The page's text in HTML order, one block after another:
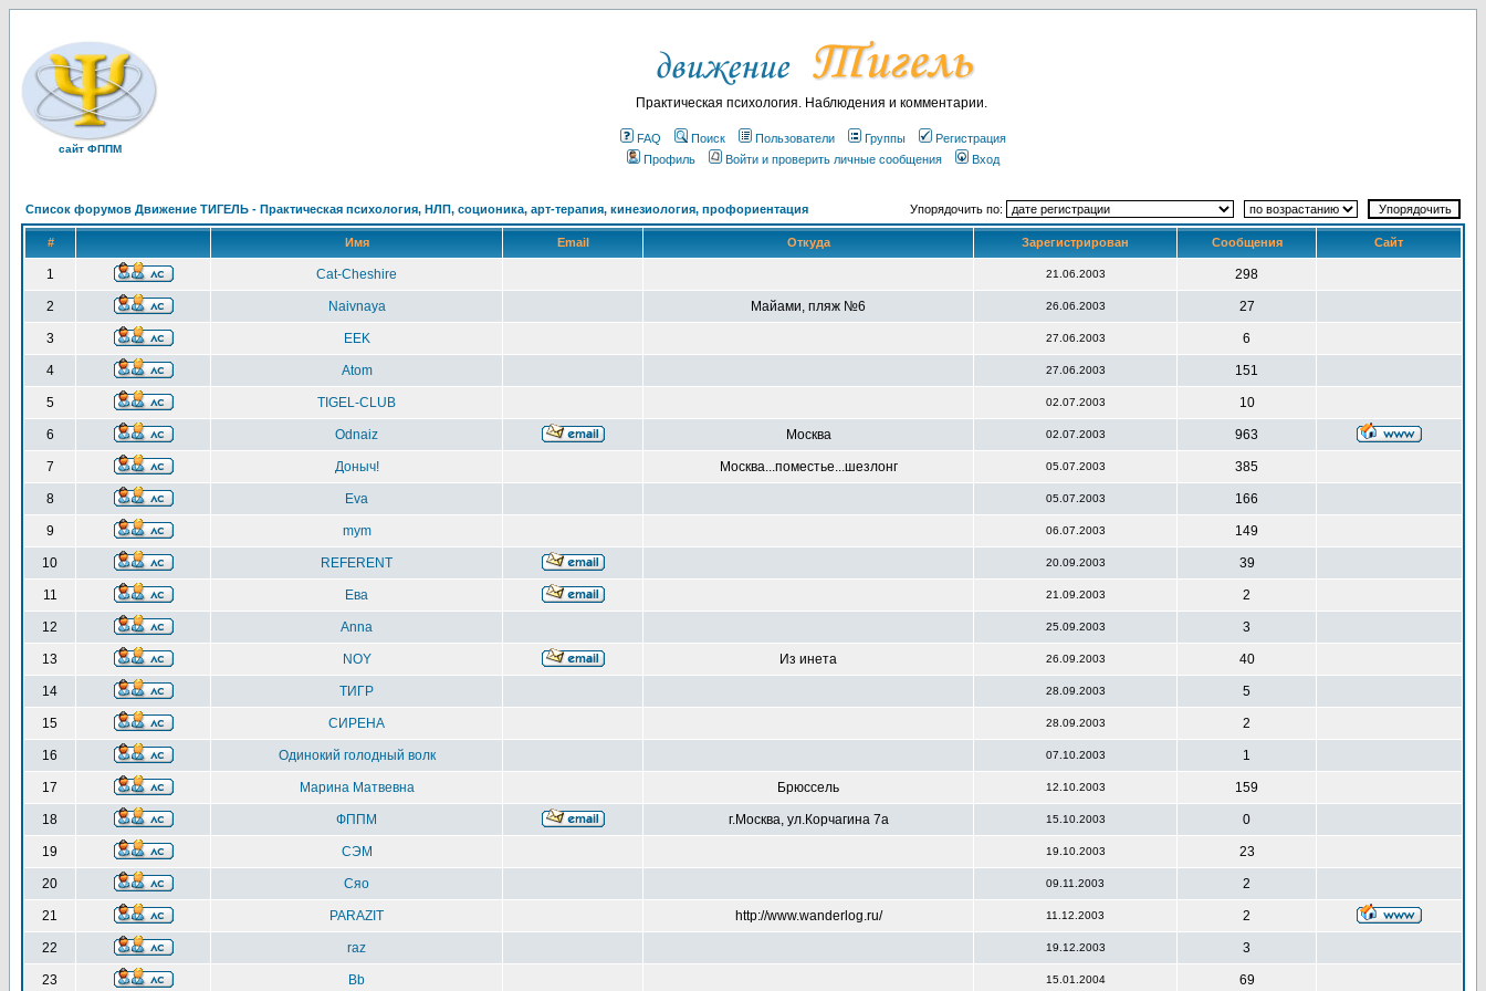
сайт ФППМ
Практическая психология. Наблюдения и комментарии.
FAQ Поиск Пользователи Группы
Регистрация
Профиль
Войти и проверить личные сообщения Вход
Список форумов Движение ТИГЕЛЬ - Практическая психология, НЛП, соционика, арт-терапия, кинезиология, профориентация Упорядочить по:
# Имя Email Откуда Зарегистрирован Сообщения Сайт
1 Cat-Cheshire 21.06.2003 298
2 Naivnaya Майами, пляж №6 26.06.2003 27
3 EEK 27.06.2003 6
4 Atom 27.06.2003 151
5 TIGEL-CLUB 02.07.2003 10
6 Odnaiz Москва 02.07.2003 963
7 Доныч! Москва...поместье...шезлонг 05.07.2003 385
8 Eva 05.07.2003 166
9 mym 06.07.2003 149
10 REFERENT 20.09.2003 39
11 Ева 21.09.2003 2
12 Anna 25.09.2003 3
13 NOY Из инета 26.09.2003 40
14 ТИГР 28.09.2003 5
15 СИРЕНА 28.09.2003 2
16 Одинокий голодный волк 07.10.2003 1
17 Марина Матвевна Брюссель 12.10.2003 159
18 ФППМ г.Москва, ул.Корчагина 7а 15.10.2003 0
19 СЭМ 19.10.2003 23
20 Сяо 09.11.2003 2
21 PARAZIT http://www.wanderlog.ru/ 11.12.2003 2
22 raz 19.12.2003 3
23 Bb 15.01.2004 69